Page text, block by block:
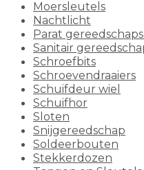
Moersleutels
Nachtlicht
Parat
Sanitair
Schroefbits
Schroevendraaiers
Schuifdeur wiel
Schuifhor
Sloten
Snijgereedschap
Soldeerbouten
Stekkerdozen